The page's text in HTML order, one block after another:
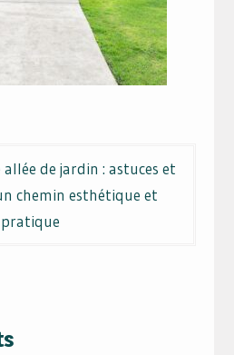
de jardin : astuces et
chemin esthétique et
pratique